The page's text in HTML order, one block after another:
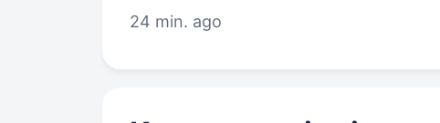
24 min. ago